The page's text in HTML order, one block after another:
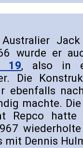
wurde er
19, also in
Die
ebenfalls
machte.
Repco
Dennis